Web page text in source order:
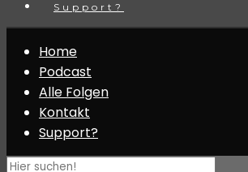
Support?
Home
Podcast
Alle Folgen
Kontakt
Support?